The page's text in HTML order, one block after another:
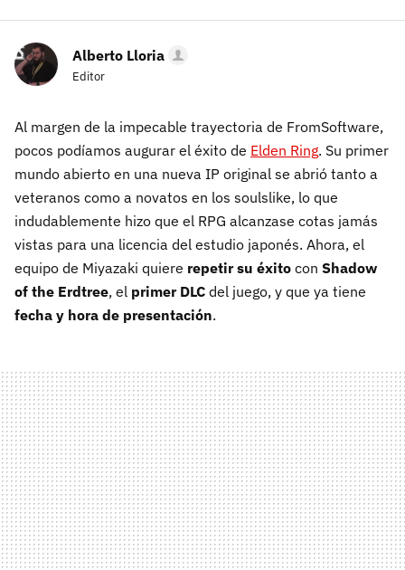
Alberto Lloria
Editor
Al margen de la impecable trayectoria de FromSoftware,
pocos podíamos augurar el éxito de Elden Ring. Su primer
mundo abierto en una nueva IP original se abrió tanto a
veteranos como a novatos en los soulslike, lo que
indudablemente hizo que el RPG alcanzase cotas jamás
vistas para una licencia del estudio japonés. Ahora, el
equipo de Miyazaki quiere repetir su éxito con Shadow
of the Erdtree, el primer DLC del juego, y que ya tiene
fecha y hora de presentación.